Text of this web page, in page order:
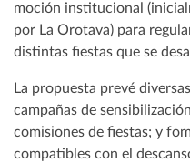
moción institucional
por La Orotava) para
distintas fiestas que se
La propuesta prevé
campañas de
comisiones de fiestas; y
compatibles con el